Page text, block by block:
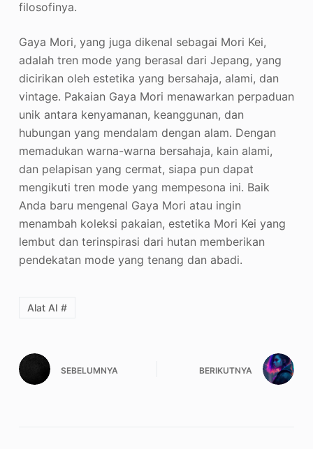
filosofinya.
Gaya Mori, yang juga dikenal sebagai Mori Kei,
adalah tren mode yang berasal dari Jepang, yang
dicirikan oleh estetika yang bersahaja, alami, dan
vintage. Pakaian Gaya Mori menawarkan perpaduan
unik antara kenyamanan, keanggunan, dan
hubungan yang mendalam dengan alam. Dengan
memadukan warna-warna bersahaja, kain alami,
dan pelapisan yang cermat, siapa pun dapat
mengikuti tren mode yang mempesona ini. Baik
Anda baru mengenal Gaya Mori atau ingin
menambah koleksi pakaian, estetika Mori Kei yang
lembut dan terinspirasi dari hutan memberikan
pendekatan mode yang tenang dan abadi.
Alat AI #
SEBELUMNYA BERIKUTNYA